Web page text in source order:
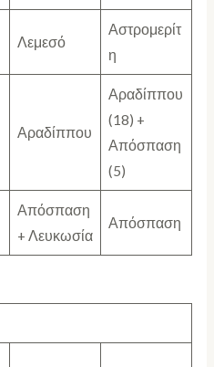
Λεμεσό
Αστρομερίτ
η
Αραδίππου
Αραδίππου
(18) +
Απόσπαση
(5)
Απόσπαση
+ Λευκωσία
Απόσπαση